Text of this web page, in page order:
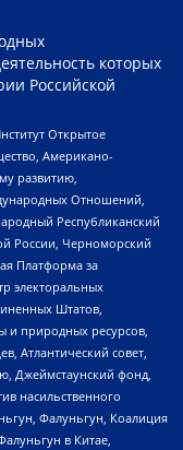
которых
Российской
Открытое
Американо-
развитию,
Отношений,
Республиканский
России, Черноморский
Платформа за
электоральных
Штатов,
и природных ресурсов,
Атлантический совет,
Джеймстаунский фонд,
насильственного
Фалуньгун, Коалиция
в Китае,